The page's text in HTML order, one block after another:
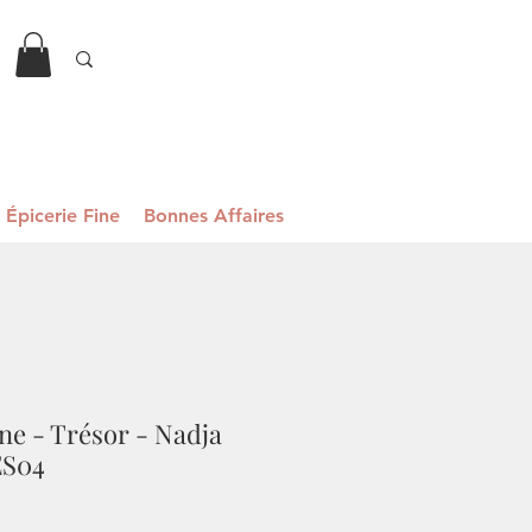
Épicerie Fine Bonnes Affaires
- Trésor - Nadja